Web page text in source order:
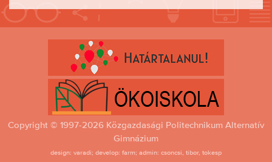
Copyright © 1997-2026 Közgazdasági Politechnikum Alternatív
Gimnázium
design: varadi; develop: farm; admin: csoncsi, tibor, tokesp